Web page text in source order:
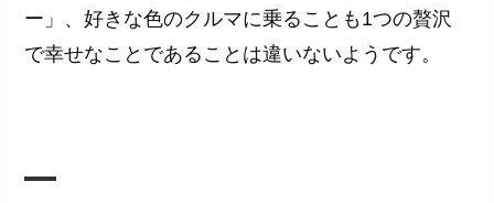
ー」、好きな色のクルマに乗ることも1つの贅沢
で幸せなことであることは違いないようです。